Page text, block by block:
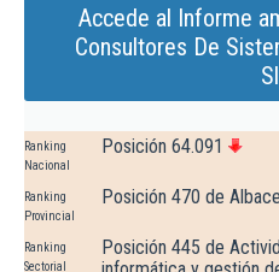
Accede al Informe
Consultores De
Sl
Ranking
Nacional
Posición 64.091
Ranking
Provincial
Posición 470 de
Ranking
Sectorial
Posición 445 de